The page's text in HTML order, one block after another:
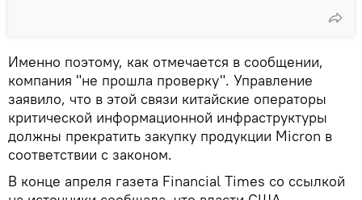
Именно поэтому, как отмечается в сообщении,
компания "не прошла проверку". Управление
заявило, что в этой связи китайские операторы
критической информационной инфраструктуры
должны прекратить закупку продукции Micron в
соответствии с законом.
В конце апреля газета Financial Times со ссылкой